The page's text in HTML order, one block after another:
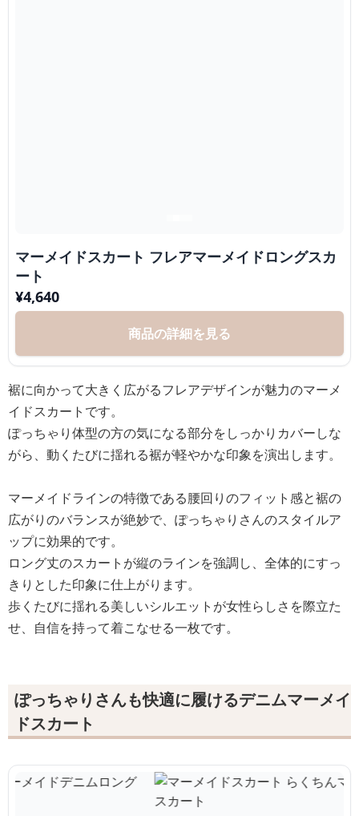
マーメイドスカート フレアマーメイドロングスカ
ート
¥4,640
商品の詳細を見る
裾に向かって大きく広がるフレアデザインが魅力のマーメ
イドスカートです。
ぽっちゃり体型の方の気になる部分をしっかりカバーしな
がら、動くたびに揺れる裾が軽やかな印象を演出します。
マーメイドラインの特徴である腰回りのフィット感と裾の
広がりのバランスが絶妙で、ぽっちゃりさんのスタイルア
ップに効果的です。
ロング丈のスカートが縦のラインを強調し、全体的にすっ
きりとした印象に仕上がります。
歩くたびに揺れる美しいシルエットが女性らしさを際立た
せ、自信を持って着こなせる一枚です。
ぽっちゃりさんも快適に履けるデニムマーメイ
ドスカート